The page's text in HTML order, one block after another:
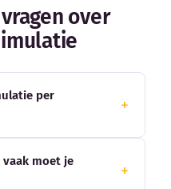
over
per
moet je